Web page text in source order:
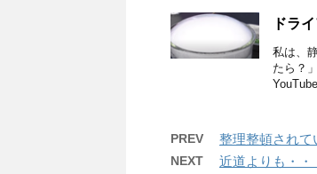
ドラ
私は、
たら？
PREV 整理整頓されて
NEXT 近道よりも・・